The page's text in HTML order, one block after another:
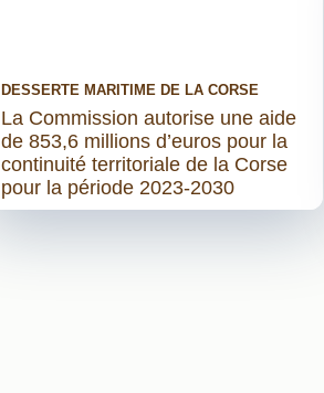
DESSERTE MARITIME DE LA CORSE
La Commission autorise une aide
de 853,6 millions d’euros pour la
continuité territoriale de la Corse
pour la période 2023-2030